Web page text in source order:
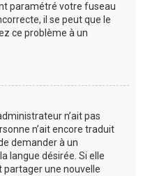
paramétré votre fuseau
il se peut que le
ce problème à un
n’ait pas
n’ait encore traduit
demander à un
langue désirée. Si elle
partager une nouvelle